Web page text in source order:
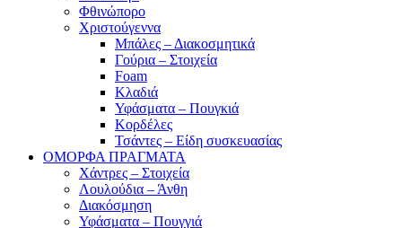
Φθινώπορο
Χριστούγεννα
Μπάλες – Διακοσμητικά
Γούρια – Στοιχεία
Foam
Κλαδιά
Υφάσματα – Πουγκιά
Κορδέλες
Τσάντες – Είδη συσκευασίας
ΟΜΟΡΦΑ ΠΡΑΓΜΑΤΑ
Χάντρες – Στοιχεία
Λουλούδια – Άνθη
Διακόσμηση
Υφάσματα – Πουγγιά